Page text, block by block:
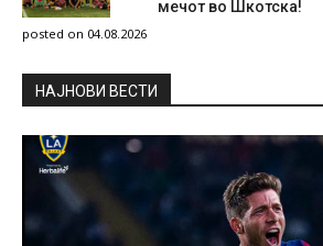
мечот во Шкотска!
posted on 04.08.2026
НAЈНОВИ ВЕСТИ